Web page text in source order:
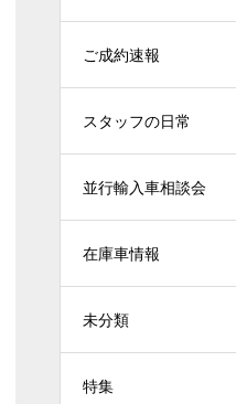
ご成約速報
スタッフの日常
並行輸入車相談会
在庫車情報
未分類
特集